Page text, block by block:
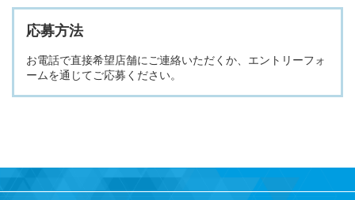
応募方法
お電話で直接希望店舗にご連絡いただくか、エントリーフォ
ームを通じてご応募ください。